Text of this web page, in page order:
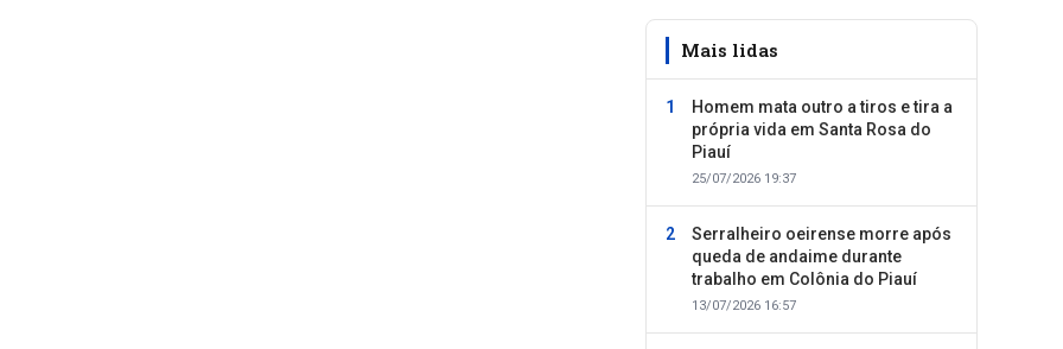
Mais lidas
Homem mata outro a tiros e tira a
própria vida em Santa Rosa do
Piauí
25/07/2026 19:37
Serralheiro oeirense morre após
queda de andaime durante
trabalho em Colônia do Piauí
13/07/2026 16:57